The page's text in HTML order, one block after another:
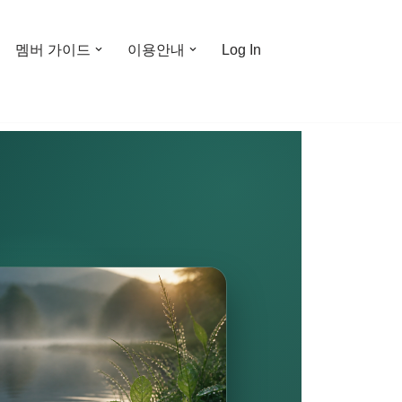
멤버 가이드 이용안내 Log In